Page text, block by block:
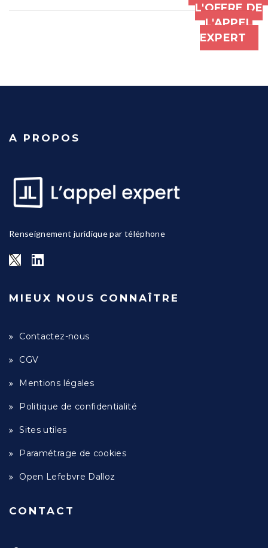
L'OFFRE DE
L'APPEL
EXPERT
A PROPOS
Renseignement juridique par téléphone
MIEUX NOUS CONNAÎTRE
Contactez-nous
CGV
Mentions légales
Politique de confidentialité
Sites utiles
Paramétrage de cookies
Open Lefebvre Dalloz
CONTACT